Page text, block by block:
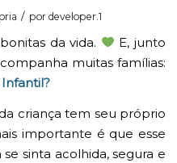
/ por developer.1
da vida.
E, junto
muitas famílias:
criança tem seu próprio
importante é que esse
sinta acolhida, segura e